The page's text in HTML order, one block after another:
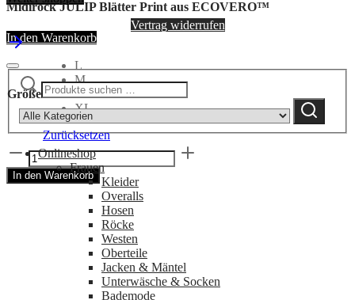
Midirock JULIP Blätter Print aus ECOVERO™
In den Warenkorb
Größe
L
M
S
XL
Zurücksetzen
Midirock
JULIP
Blätter
ECOVERO™
In den Warenkorb
Vertrag widerrufen
Suchen
nach:
category:
Suchen
Onlineshop
Frauen
Kleider
Overalls
Hosen
Röcke
Westen
Oberteile
Jacken & Mäntel
Unterwäsche & Socken
Bademode